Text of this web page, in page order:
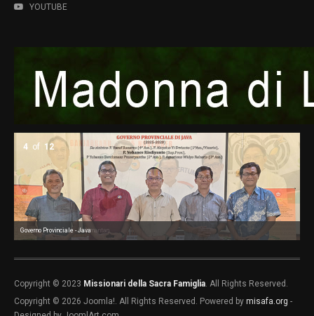
YOUTUBE
Governo Provinciale - Java
Governo Provinciale - Kalimantan
4 of 12
Copyright © 2023 Missionari della Sacra Famiglia . All Rights Reserved.
Copyright © 2026 Joomla!. All Rights Reserved. Powered by misafa.org -